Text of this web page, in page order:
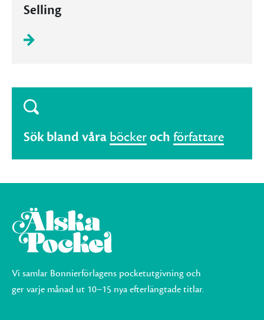
Selling
Sök bland våra böckeroch författare
Vi samlar Bonnierförlagens pocketutgivning och
ger varje månad ut 10–15 nya efterlängtade titlar.